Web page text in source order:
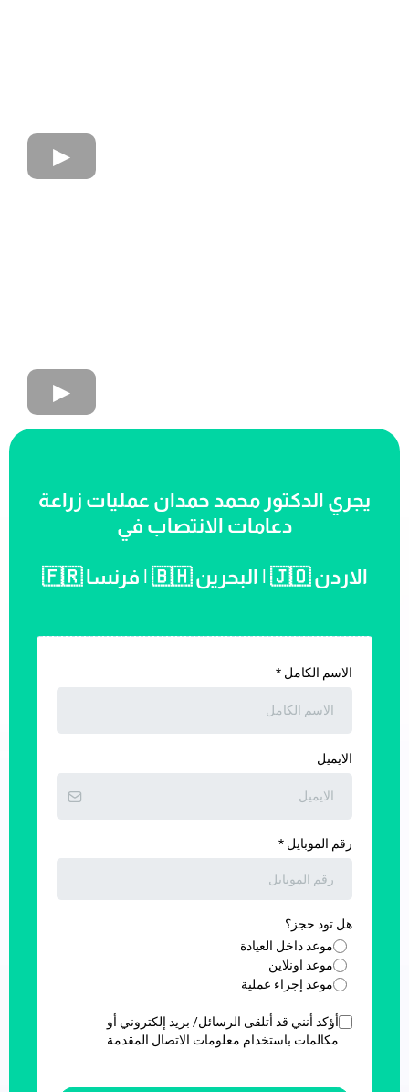
يجري الدكتور محمد حمدان عمليات زراعة
دعامات الانتصاب في
الاردن 🇯🇴 | البحرين 🇧🇭 | فرنسا 🇫🇷
الاسم الكامل *
الايميل
رقم الموبايل *
هل تود حجز؟
موعد داخل العيادة
موعد اونلاين
موعد إجراء عملية
أؤكد أنني قد أتلقى الرسائل/ بريد إلكتروني أو
مكالمات باستخدام معلومات الاتصال المقدمة